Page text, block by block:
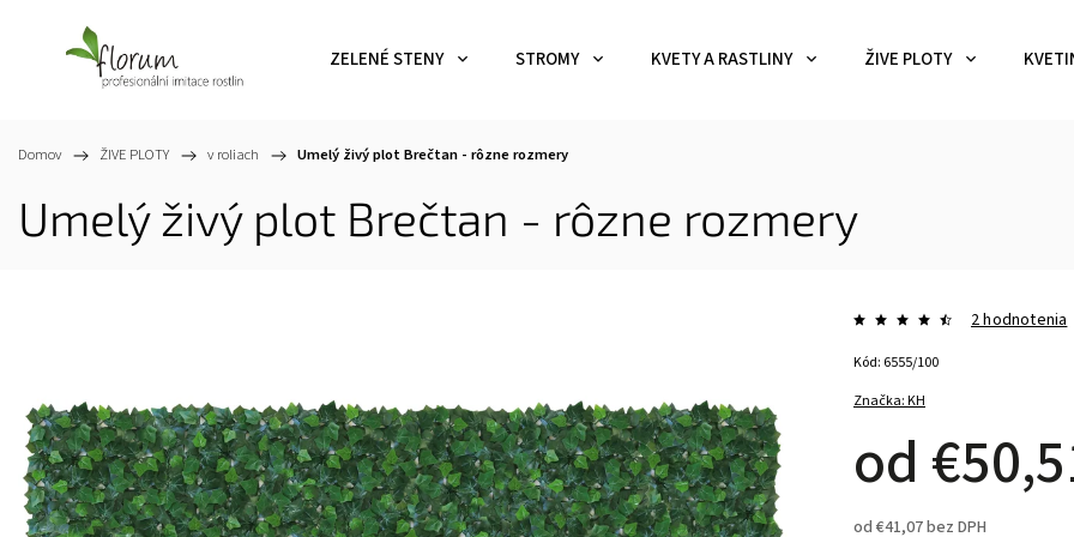
ZELENÉ STENY STROMY KVETY A RASTLINY ŽIVE PLOTY
Domov / ŽIVE PLOTY / v roliach / Umelý živý plot Brečtan - rôzne rozmery
Umelý živý plot Brečtan - rôzne rozmery
Značka:KH
2 hodnotenia
od
od€41,07bez DPH
Kód: 6555/100